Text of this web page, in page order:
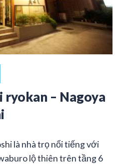
– Nagoya
là nhà trọ nổi tiếng với
lộ thiên trên tầng 6